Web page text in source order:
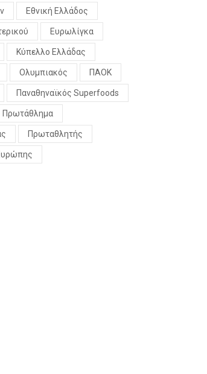
Εθνική Ελλάδος
Ευρωλίγκα
Κύπελλο Ελλάδας
Ολυμπιακός ΠΑΟΚ
Παναθηναϊκός Superfoods
Πρωτάθλημα
Πρωταθλητής